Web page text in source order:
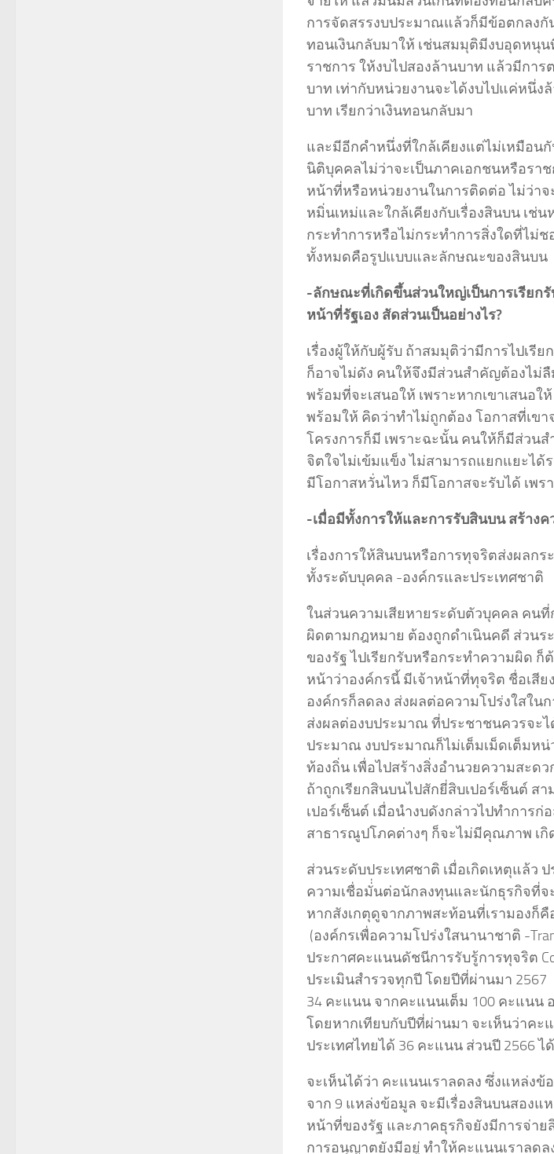
การจัดสรรงบประมาณแล้วก็มีข้อตกลงกั
ทอนเงินกลับมาให้ เช่นสมมุติมีงบอุดหนุ
ราชการ ให้งบไปสองล้านบาท แล้วมีกา
บาท เท่ากับหน่วยงานจะได้งบไปแค่หนึ่ง
บาท เรียกว่าเงินทอนกลับมา
และมีอีกคำหนึ่งที่ใกล้เคียงแต่ไม่เหมือน
นิติบุคคลไม่ว่าจะเป็นภาคเอกชนหรือรา
หน้าที่หรือหน่วยงานในการติดต่อ ไม่ว่า
หมิ่นเหม่และใกล้เคียงกับเรื่องสินบน เช่
กระทำการหรือไม่กระทำการสิ่งใดที่ไม่
ทั้งหมดคือรูปแบบและลักษณะของสินบน
-ลักษณะที่เกิดขึ้นส่วนใหญ่เป็นการเรียกรั
หน้าที่รัฐเอง สัดส่วนเป็นอย่างไร?
เรื่องผู้ให้กับผู้รับ ถ้าสมมุติว่ามีการไปเรี
ก็อาจไม่ดัง คนให้จึงมีส่วนสำคัญต้องไม่ลื
พร้อมที่จะเสนอให้ เพราะหากเขาเสนอ
พร้อมให้ คิดว่าทำไม่ถูกต้อง โอกาสที่เข
โครงการก็มี เพราะฉะนั้น คนให้ก็มีส่วน
จิตใจไม่เข้มแข็ง ไม่สามารถแยกแยะไ
มีโอกาสหวั่นไหว ก็มีโอกาสจะรับได้ เพ
-เมื่อมีทั้งการให้และการรับสินบน สร้าง
เรื่องการให้สินบนหรือการทุจริตส่งผลก
ทั้งระดับบุคคล -องค์กรและประเทศชาติ
ในส่วนความเสียหายระดับตัวบุคคล คน
ผิดตามกฎหมาย ต้องถูกดำเนินคดี ส่วนร
ของรัฐ ไปเรียกรับหรือกระทำความผิด
หน้าว่าองค์กรนี้ มีเจ้าหน้าที่ทุจริต ชื่อเสี
องค์กรก็ลดลง ส่งผลต่อความโปร่งใสใน
ส่งผลต่องบประมาณ ที่ประชาชนควรจะ
ประมาณ งบประมาณก็ไม่เต็มเม็ดเต็มห
ท้องถิ่น เพื่อไปสร้างสิ่งอำนวยความสะด
ถ้าถูกเรียกสินบนไปสักยี่สิบเปอร์เซ็นต์ ส
เปอร์เซ็นต์ เมื่อนำงบดังกล่าวไปทำการก่
สาธารณูปโภคต่างๆ ก็จะไม่มีคุณภาพ เกิ
ส่วนระดับประเทศชาติ เมื่อเกิดเหตุแล้ว
ความเชื่อมั่่นต่อนักลงทุนและนักธุรกิจที่จ
หากสังเกตุดูจากภาพสะท้อนที่เรามองก็
(องค์กรเพื่อความโปร่งใสนานาชาติ -
ประกาศคะแนนดัชนีการรับรู้การทุจริต
ประเมินสำรวจทุกปี โดยปีที่ผ่านมา
34 คะแนน จากคะแนนเต็ม 100 คะแนน
โดยหากเทียบกับปีที่ผ่านมา จะเห็นว่าคะ
ประเทศไทยได้ 36 คะแนน ส่วนปี 2566
จะเห็นได้ว่า คะแนนเราลดลง ซึ่งแหล่ง
จาก 9 แหล่งข้อมูล จะมีเรื่องสินบนสองแ
หน้าที่ของรัฐ และภาคธุรกิจยังมีการจ่า
การอนุญาตยังมีอยู่ ทำให้คะแนนเราลด